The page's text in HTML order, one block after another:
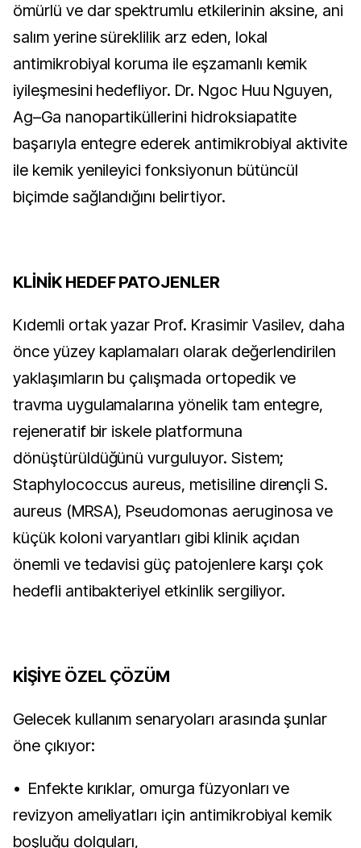
ömürlü ve dar spektrumlu etkilerinin aksine, ani
salım yerine süreklilik arz eden, lokal
antimikrobiyal koruma ile eşzamanlı kemik
iyileşmesini hedefliyor. Dr. Ngoc Huu Nguyen,
Ag–Ga nanopartiküllerini hidroksiapatite
başarıyla entegre ederek antimikrobiyal aktivite
ile kemik yenileyici fonksiyonun bütüncül
biçimde sağlandığını belirtiyor.
KLİNİK HEDEF PATOJENLER
Kıdemli ortak yazar Prof. Krasimir Vasilev, daha
önce yüzey kaplamaları olarak değerlendirilen
yaklaşımların bu çalışmada ortopedik ve
travma uygulamalarına yönelik tam entegre,
rejeneratif bir iskele platformuna
dönüştürüldüğünü vurguluyor. Sistem;
Staphylococcus aureus, metisiline dirençli S.
aureus (MRSA), Pseudomonas aeruginosa ve
küçük koloni varyantları gibi klinik açıdan
önemli ve tedavisi güç patojenlere karşı çok
hedefli antibakteriyel etkinlik sergiliyor.
KİŞİYE ÖZEL ÇÖZÜM
Gelecek kullanım senaryoları arasında şunlar
öne çıkıyor:
• Enfekte kırıklar, omurga füzyonları ve
revizyon ameliyatları için antimikrobiyal kemik
boşluğu dolguları,